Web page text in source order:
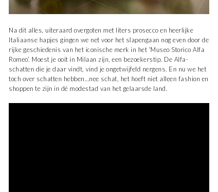
Na dit alles, uiteraard overgoten met liters prosecco en heerlijke
Italiaanse hapjes gingen we net voor het slapengaan nog even door de
rijke geschiedenis van het iconische merk in het ‘Museo Storico Alfa
Romeo’. Moest je ooit in Milaan zijn, een bezoekerstip. De Alfa-
schatten die je daar vindt, vind je ongetwijfeld nergens. En nu we het
toch over schatten hebben…nee schat, het hoeft niet alleen fashion en
shoppen te zijn in dé modestad van het gelaarsde land.